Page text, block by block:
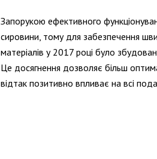
Запорукою ефективного
сировини, тому для забезпечення
матеріалів у 2017 році було
Це досягнення дозволяє більш
відтак позитивно впливає на всі